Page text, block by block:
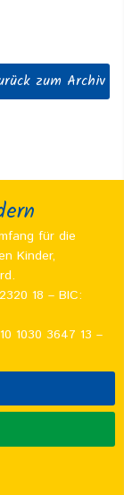
zum Archiv
für die
Kinder,
18 – BIC:
1030 3647 13 –